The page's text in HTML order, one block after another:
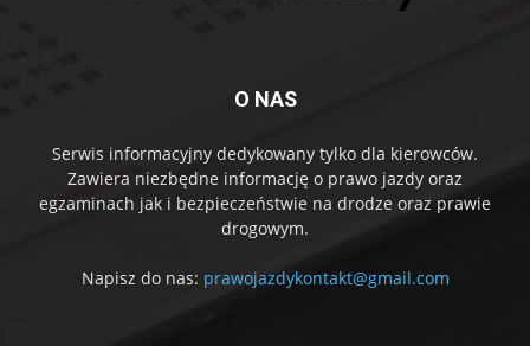
O NAS
Serwis informacyjny dedykowany tylko dla kierowców.
Zawiera niezbędne informację o prawo jazdy oraz
egzaminach jak i bezpieczeństwie na drodze oraz prawie
drogowym.
Napisz do nas: prawojazdykontakt@gmail.com